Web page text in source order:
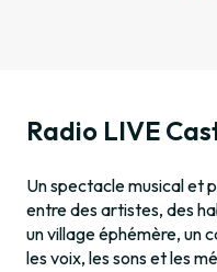
Radio LIVE
Un spectacle musical et
entre des artistes, des
un village éphémère, un
les voix, les sons et les